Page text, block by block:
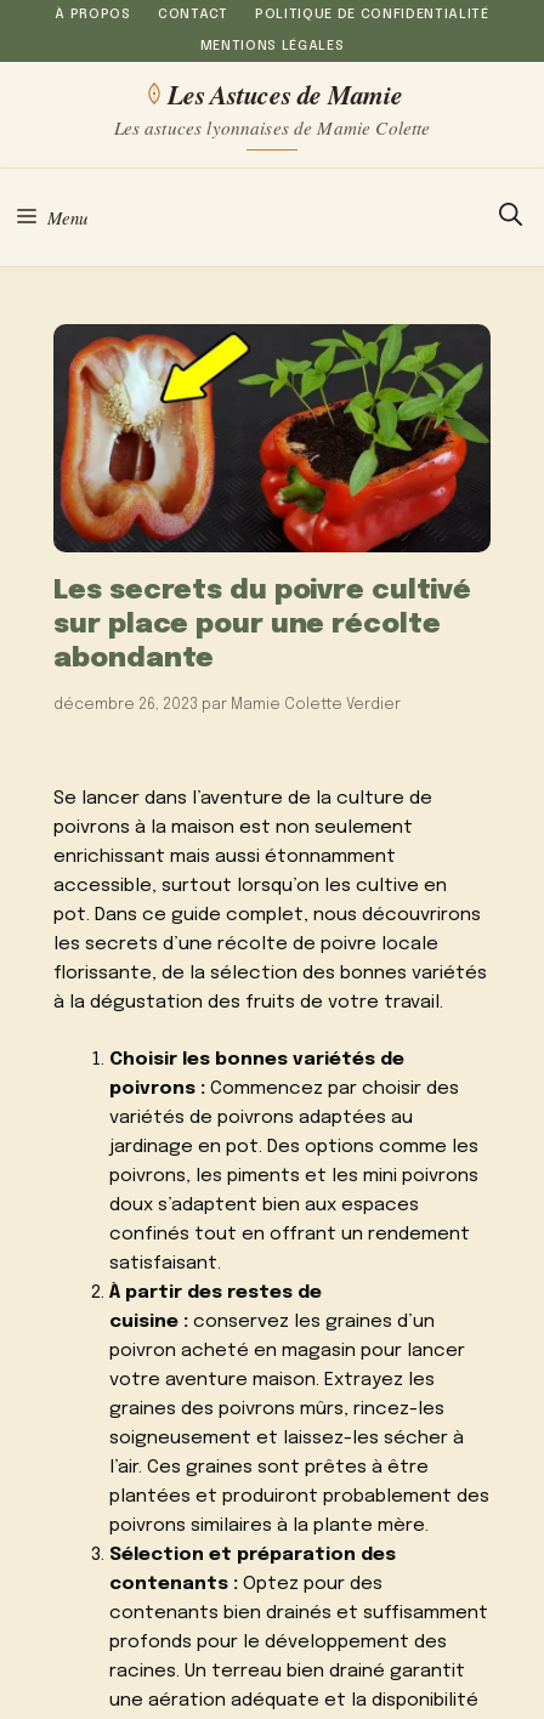
Aller
au
À PROPOS CONTACT POLITIQUE DE CONFIDENTIALITÉ
MENTIONS LÉGALES
Les Astuces de Mamie
Les astuces lyonnaises de Mamie Colette
Menu
Les secrets du poivre cultivé
sur place pour une récolte
abondante
décembre 26, 2023 par Mamie Colette Verdier
Se lancer dans l’aventure de la culture de
poivrons à la maison est non seulement
enrichissant mais aussi étonnamment
accessible, surtout lorsqu’on les cultive en
pot. Dans ce guide complet, nous découvrirons
les secrets d’une récolte de poivre locale
florissante, de la sélection des bonnes variétés
à la dégustation des fruits de votre travail.
Choisir les bonnes variétés de
poivrons :Commencez par choisir des
variétés de poivrons adaptées au
jardinage en pot. Des options comme les
poivrons, les piments et les mini poivrons
doux s’adaptent bien aux espaces
confinés tout en offrant un rendement
satisfaisant.
À partir des restes de
cuisine :conservez les graines d’un
poivron acheté en magasin pour lancer
votre aventure maison. Extrayez les
graines des poivrons mûrs, rincez-les
soigneusement et laissez-les sécher à
l’air. Ces graines sont prêtes à être
plantées et produiront probablement des
poivrons similaires à la plante mère.
Sélection et préparation des
contenants :Optez pour des
contenants bien drainés et suffisamment
profonds pour le développement des
racines. Un terreau bien drainé garantit
une aération adéquate et la disponibilité